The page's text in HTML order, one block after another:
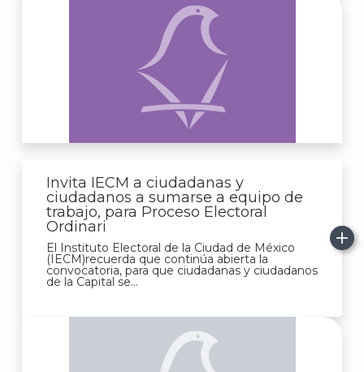
Invita IECM a ciudadanas y
ciudadanos a sumarse a equipo de
trabajo, para Proceso Electoral
Ordinari
El Instituto Electoral de la Ciudad de México
(IECM)recuerda que continúa abierta la
convocatoria, para que ciudadanas y ciudadanos
de la Capital se...